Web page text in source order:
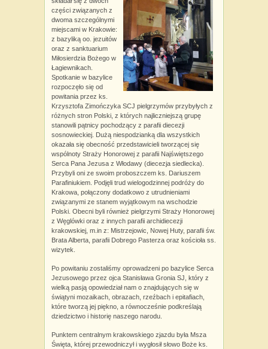
części związanych z
dwoma szczególnymi
miejscami w Krakowie:
z bazyliką oo. jezuitów
oraz z sanktuarium
Miłosierdzia Bożego w
Łagiewnikach.
Spotkanie w bazylice
rozpoczęło się od
powitania przez ks.
Krzysztofa Zimończyka SCJ pielgrzymów przybyłych z
różnych stron Polski, z których najliczniejszą grupę
stanowili pątnicy pochodzący z parafii diecezji
sosnowieckiej. Dużą niespodzianką dla wszystkich
okazała się obecność przedstawicieli tworzącej się
wspólnoty Straży Honorowej z parafii Najświętszego
Serca Pana Jezusa z Włodawy (diecezja siedlecka).
Przybyli oni ze swoim proboszczem ks. Dariuszem
Parafiniukiem. Podjęli trud wielogodzinnej podróży do
Krakowa, połączony dodatkowo z utrudnieniami
związanymi ze stanem wyjątkowym na wschodzie
Polski. Obecni byli również pielgrzymi Straży Honorowej
z Węglówki oraz z innych parafii archidiecezji
krakowskiej, m.in z: Mistrzejowic, Nowej Huty, parafii św.
Brata Alberta, parafii Dobrego Pasterza oraz kościoła ss.
wizytek.
Po powitaniu zostaliśmy oprowadzeni po bazylice Serca
Jezusowego przez ojca Stanisława Gronia SJ, który z
wielką pasją opowiedział nam o znajdujących się w
świątyni mozaikach, obrazach, rzeźbach i epitafiach,
które tworzą jej piękno, a równocześnie podkreślają
dziedzictwo i historię naszego narodu.
Punktem centralnym krakowskiego zjazdu była Msza
Święta, której przewodniczył i wygłosił słowo Boże ks.